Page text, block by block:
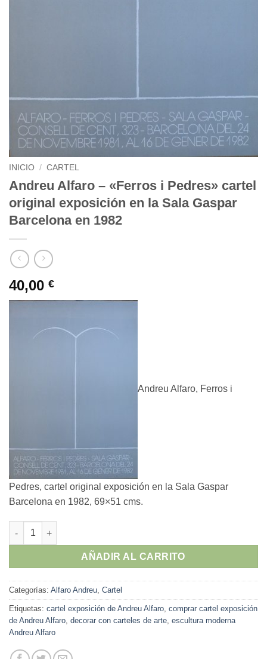
INICIO / CARTEL
Andreu Alfaro – «Ferros i Pedres» cartel
original exposición en la Sala Gaspar
Barcelona en 1982
40,00 €
Andreu Alfaro, Ferros i
Pedres, cartel original exposición en la Sala Gaspar
Barcelona en 1982, 69×51 cms.
Andreu Alfaro - "Ferros i Pedres" cartel original exposición en
AÑADIR AL CARRITO
Categorías: Alfaro Andreu, Cartel
Etiquetas: cartel exposición de Andreu Alfaro, comprar cartel exposición
de Andreu Alfaro, decorar con carteles de arte, escultura moderna
Andreu Alfaro